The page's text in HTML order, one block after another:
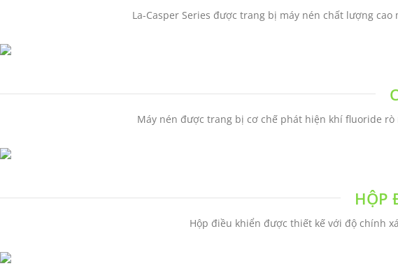
La-Casper Series được trang bị máy nén chất lượng
Máy nén được trang bị cơ chế phát hiện khí fluoride
HỘP
Hộp điều khiển được thiết kế với độ chính